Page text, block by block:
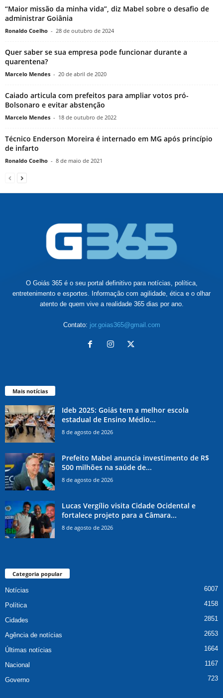
“Maior missão da minha vida”, diz Mabel sobre o desafio de
administrar Goiânia
Ronaldo Coelho - 28 de outubro de 2024
Quer saber se sua empresa pode funcionar durante a
quarentena?
Marcelo Mendes - 20 de abril de 2020
Caiado articula com prefeitos para ampliar votos pró-
Bolsonaro e evitar abstenção
Marcelo Mendes - 18 de outubro de 2022
Técnico Enderson Moreira é internado em MG após princípio
de infarto
Ronaldo Coelho - 8 de maio de 2021
O Goiás 365 é o seu portal definitivo para notícias, política,
entretenimento e esportes. Informação com agilidade, ética e o olhar
atento de quem vive a realidade 365 dias por ano.
Contato: jor.goias365@gmail.com
Mais notícias
Ideb 2025: Goiás tem a melhor escola
estadual de Ensino Médio...
8 de agosto de 2026
Prefeito Mabel anuncia investimento de R$
500 milhões na saúde de...
8 de agosto de 2026
Lucas Vergílio visita Cidade Ocidental e
fortalece projeto para a Câmara...
8 de agosto de 2026
Categoria popular
Notícias 6007
Política 4158
Cidades 2851
Agência de notícias 2653
Últimas notícias 1664
Nacional 1167
Governo 723